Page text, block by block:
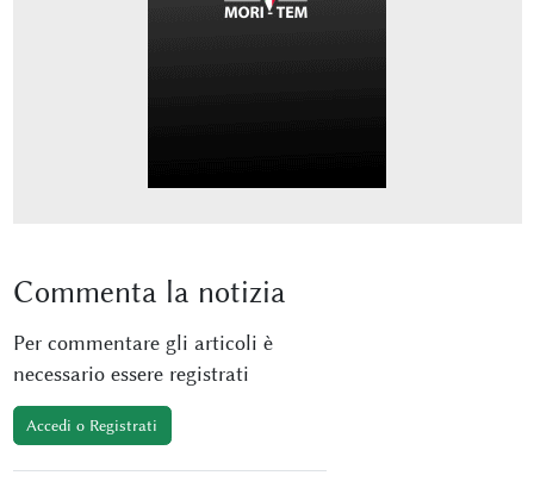
Commenta la notizia
Per commentare gli articoli è
necessario essere registrati
Accedi o Registrati